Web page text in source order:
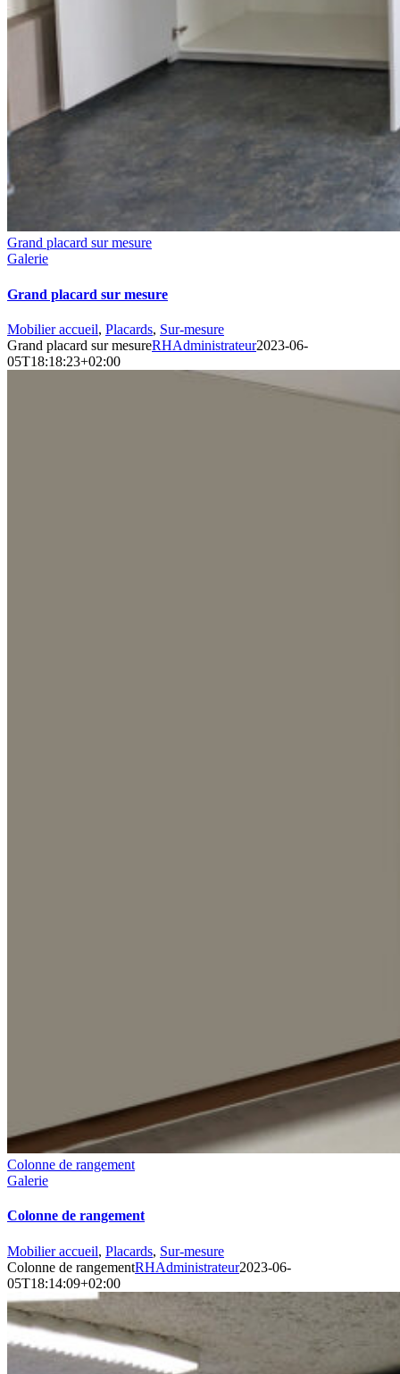
Grand placard sur mesure
Galerie
Grand placard sur mesure
Mobilier accueil, Placards, Sur-mesure
Grand placard sur mesureRHAdministrateur2023-06-
05T18:18:23+02:00
Colonne de rangement
Galerie
Colonne de rangement
Mobilier accueil, Placards, Sur-mesure
Colonne de rangementRHAdministrateur2023-06-
05T18:14:09+02:00